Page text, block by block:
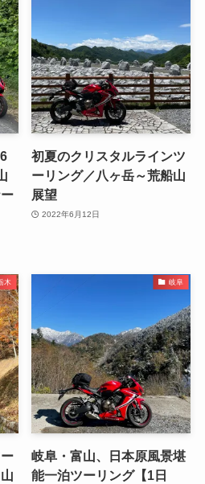
初夏のクリスタルラインツ
ーリング／八ヶ岳～荒船山
展望
2022年6月12日
木 岐阜
岐阜・富山、日本原風景堪
能一泊ツーリング【1日